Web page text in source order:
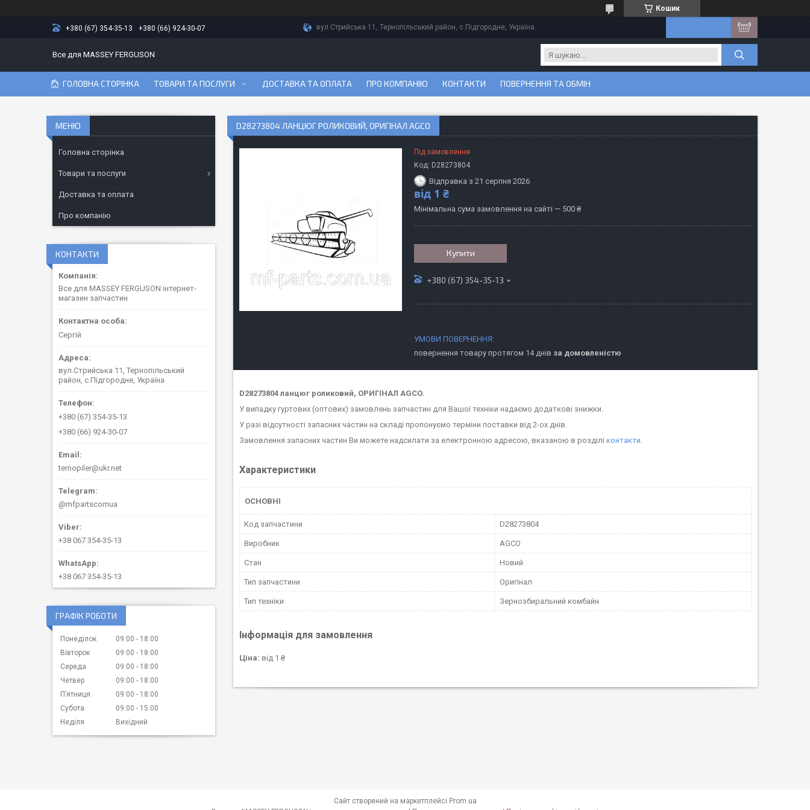
Кошик
+380 (67) 354-35-13 +380 (66) 924-30-07 вул.Стрийська 11, Тернопільський район, с.Підгородне, Україна
Все для MASSEY FERGUSON
ГОЛОВНА СТОРІНКА ТОВАРИ ТА ПОСЛУГИ ДОСТАВКА ТА ОПЛАТА ПРО КОМПАНІЮ КОНТАКТИ ПОВЕРНЕННЯ ТА ОБМІН
D28273804 ЛАНЦЮГ РОЛИКОВИЙ, ОРИГІНАЛ AGCO
Під замовлення
Код: D28273804
Відправка з 21 серпня 2026
від 1 ₴
Мінімальна сума замовлення на сайті — 500 ₴
Купити
+380 (67) 354-35-13
повернення товару протягом 14 днів за домовленістю
D28273804 ланцюг роликовий, ОРИГІНАЛ AGCO.
У випадку гуртових (оптових) замовлень запчастин для Вашої техніки надаємо додаткові знижки.
У разі відсутності запасних частин на складі пропонуємо терміни поставки від 2-ох днів.
Замовлення запасних частин Ви можете надсилати за електронною адресою, вказаною в розділі контакти
Характеристики
ОСНОВНІ
Код запчастини D28273804
Виробник AGCO
Стан Новий
Тип запчастини Оригінал
Тип техніки Зернозбиральний комбайн
Інформація для замовлення
Ціна: від 1 ₴
Головна сторінка
Товари та послуги
Доставка та оплата
Про компанію
КОНТАКТИ
Все для MASSEY FERGUSON інтернет-
магазин запчастин
Сергій
вул.Стрийська 11, Тернопільський
район, с.Підгородне, Україна
+380 (67) 354-35-13
+380 (66) 924-30-07
ternopiler@ukr.net
@mfpartscomua
+38 067 354-35-13
+38 067 354-35-13
ГРАФІК РОБОТИ
Понеділок 09:00
18:00
Вівторок
09:00
18:00
Середа
09:00
18:00
Четвер
09:00
18:00
Пʼятниця
09:00
18:00
Субота
09:00
15:00
Неділя
Вихідний
Сайт створений на маркетплейсі Prom.ua